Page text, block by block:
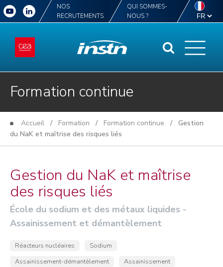
NOS
RECRUTEMENTS
QUI SOMMES-
NOUS ?
Formation continue
Accueil / Formation / Formation continue / Gestion
du NaK et maîtrise des risques liés
Gestion du NaK et maîtrise
des risques liés
École du sodium et des métaux liquides -
Assainissement et démantèlement
Réacteurs nucléaires
Sodium
Assainissement-démantèlement
Assainissement